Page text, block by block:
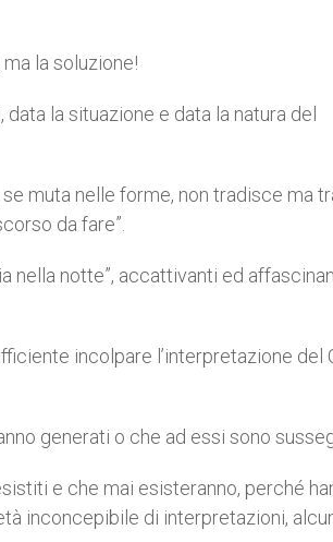
la soluzione!
la situazione e data la natura del
muta nelle forme, non tradisce ma
da fare”.
nella notte”, accattivanti ed
incolpare l’interpretazione del
generati o che ad essi sono
e che mai esisteranno, perché
inconcepibile di interpretazioni,